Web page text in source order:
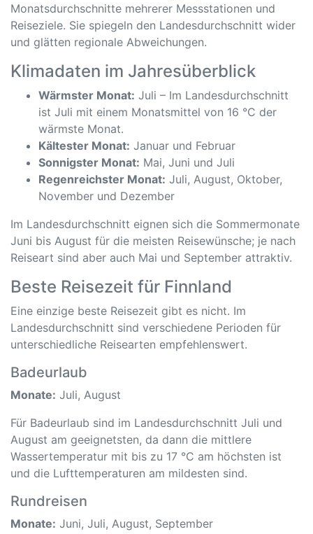
Monatsdurchschnitte mehrerer Messstationen und
Reiseziele. Sie spiegeln den Landesdurchschnitt wider
und glätten regionale Abweichungen.
Klimadaten im Jahresüberblick
Wärmster Monat: Juli – Im Landesdurchschnitt
ist Juli mit einem Monatsmittel von 16 °C der
wärmste Monat.
Kältester Monat: Januar und Februar
Sonnigster Monat: Mai, Juni und Juli
Regenreichster Monat: Juli, August, Oktober,
November und Dezember
Im Landesdurchschnitt eignen sich die Sommermonate
Juni bis August für die meisten Reisewünsche; je nach
Reiseart sind aber auch Mai und September attraktiv.
Beste Reisezeit für Finnland
Eine einzige beste Reisezeit gibt es nicht. Im
Landesdurchschnitt sind verschiedene Perioden für
unterschiedliche Reisearten empfehlenswert.
Badeurlaub
Monate: Juli, August
Für Badeurlaub sind im Landesdurchschnitt Juli und
August am geeignetsten, da dann die mittlere
Wassertemperatur mit bis zu 17 °C am höchsten ist
und die Lufttemperaturen am mildesten sind.
Rundreisen
Monate: Juni, Juli, August, September